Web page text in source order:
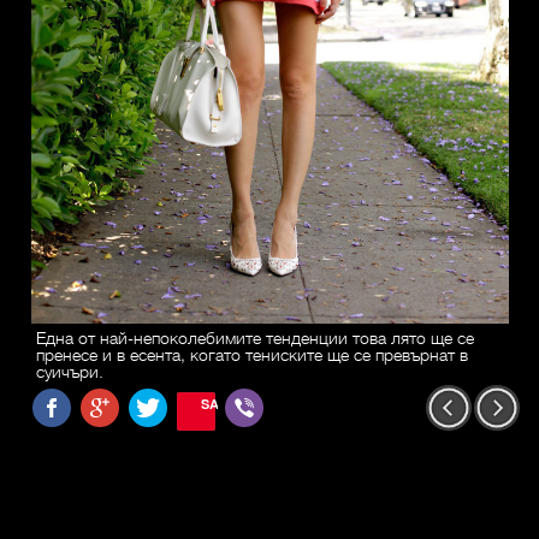
Една от най-непоколебимите тенденции това лято ще се
пренесе и в есента, когато тениските ще се превърнат в
суичъри.
SAVE